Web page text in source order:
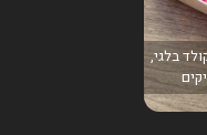
בלגי,